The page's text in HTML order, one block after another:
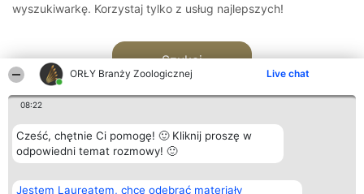
ORŁY Branży Zoologicznej Live chat
08:22
Cześć, chętnie Ci pomogę! 🙂 Kliknij proszę w
odpowiedni temat rozmowy! 🙂
Jestem Laureatem, chcę odebrać materiały
wyszukiwarkę. Korzystaj tylko z usług najlepszych!
Szukaj
Organizator plebiscytu
Bright Side Solutions sp. z o.
Plebiscyt
Laureaci
Kontakt
Kontakt